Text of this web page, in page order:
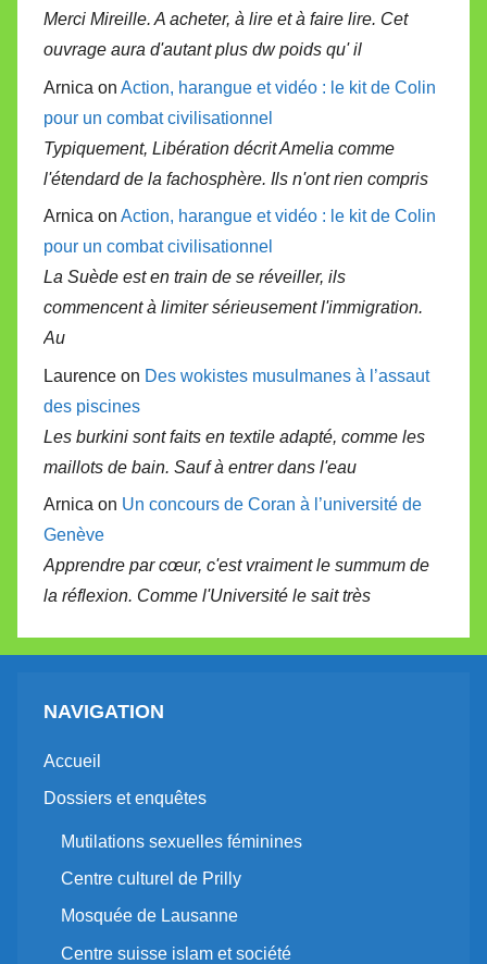
Merci Mireille. A acheter, à lire et à faire lire. Cet
ouvrage aura d'autant plus dw poids qu' il
Arnica on Action, harangue et vidéo : le kit de Colin
pour un combat civilisationnel
Typiquement, Libération décrit Amelia comme
l'étendard de la fachosphère. Ils n'ont rien compris
Arnica on Action, harangue et vidéo : le kit de Colin
pour un combat civilisationnel
La Suède est en train de se réveiller, ils
commencent à limiter sérieusement l'immigration.
Au
Laurence on Des wokistes musulmanes à l’assaut
des piscines
Les burkini sont faits en textile adapté, comme les
maillots de bain. Sauf à entrer dans l'eau
Arnica on Un concours de Coran à l’université de
Genève
Apprendre par cœur, c'est vraiment le summum de
la réflexion. Comme l'Université le sait très
NAVIGATION
Accueil
Dossiers et enquêtes
Mutilations sexuelles féminines
Centre culturel de Prilly
Mosquée de Lausanne
Centre suisse islam et société